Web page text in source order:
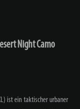
Night Camo
ist ein taktischer urbaner